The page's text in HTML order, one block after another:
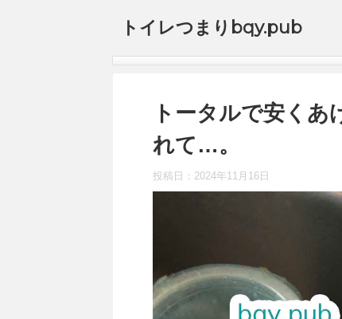
トイレつまりbqy.pub
トータルで安く
れて…。
投稿日： 2024年11月16日